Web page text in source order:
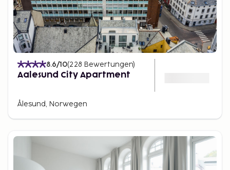
8.6/10(228 Bewertungen)
Aalesund City Apartment
Ålesund, Norwegen